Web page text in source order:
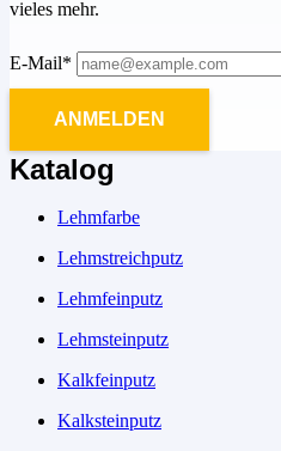
vieles mehr.
E-Mail*
ANMELDEN
Katalog
Lehmfarbe
Lehmstreichputz
Lehmfeinputz
Lehmsteinputz
Kalkfeinputz
Kalksteinputz